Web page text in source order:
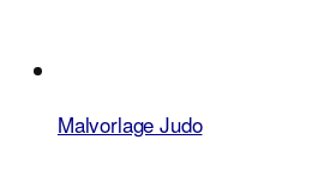
Malvorlage Judo